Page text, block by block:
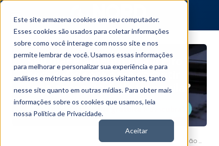
Este site armazena cookies em seu computador.
Esses cookies são usados para coletar informações
sobre como você interage com nosso site e nos
permite lembrar de você. Usamos essas informações
para melhorar e personalizar sua experiência e para
análises e métricas sobre nossos visitantes, tanto
nesse site quanto em outras mídias. Para obter mais
informações sobre os cookies que usamos, leia
nossa Política de Privacidade.
Aceitar
Caixa Seguridade (CXSE3) lucra R$ 1,1 bilhão e anuncia dividendos